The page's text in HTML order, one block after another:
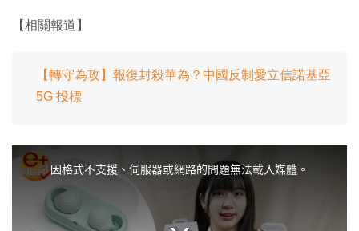
【相關報道】
【轉守為攻】報復封殺華為？中國反制愛立信諾基亞
5G 投標
因格式不支援、伺服器或網路的問題無法載入媒體。